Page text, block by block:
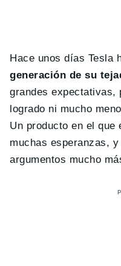
Hace unos días Tesla
generación de su
grandes expectativas,
logrado ni mucho
Un producto en el que
muchas esperanzas,
argumentos mucho